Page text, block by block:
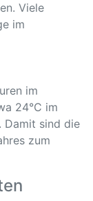
Viele
im
im
24°C im
Damit sind die
zum